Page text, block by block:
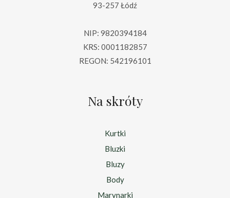
93-257 Łódź
NIP: 9820394184
KRS: 0001182857
REGON: 542196101
Na skróty
Kurtki
Bluzki
Bluzy
Body
Marynarki